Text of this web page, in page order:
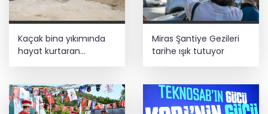
Kaçak bina yıkımında
hayat kurtaran
müdahale
Miras Şantiye Gezileri
tarihe ışık tutuyor